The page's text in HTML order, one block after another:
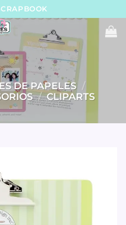
DE PAPELES /
/ CLIPARTS